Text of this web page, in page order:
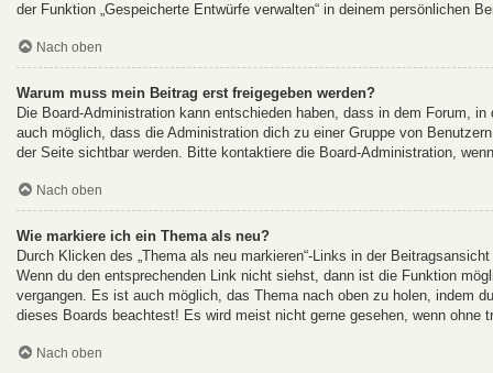
der Funktion „Gespeicherte Entwürfe verwalten“ in deinem persönlichen
Nach oben
Warum muss mein Beitrag erst freigegeben werden?
Die Board-Administration kann entschieden haben, dass in dem Forum,
auch möglich, dass die Administration dich zu einer Gruppe von
der Seite sichtbar werden. Bitte kontaktiere die Board-Administration,
Nach oben
Wie markiere ich ein Thema als neu?
Durch Klicken des „Thema als neu markieren“-Links in der
Wenn du den entsprechenden Link nicht siehst, dann ist die Funktion
vergangen. Es ist auch möglich, das Thema nach oben zu holen, indem
dieses Boards beachtest! Es wird meist nicht gerne gesehen, wenn ohne
Nach oben